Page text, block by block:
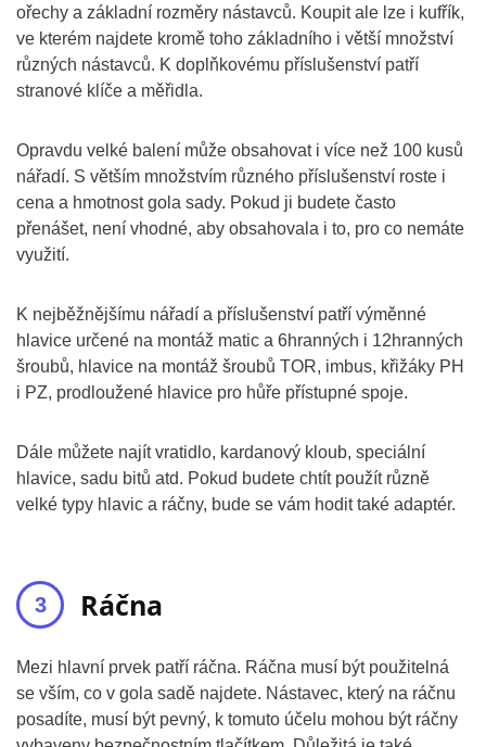
ořechy a základní rozměry nástavců. Koupit ale lze i kufřík,
ve kterém najdete kromě toho základního i větší množství
různých nástavců. K doplňkovému příslušenství patří
stranové klíče a měřidla.
Opravdu velké balení může obsahovat i více než 100 kusů
nářadí. S větším množstvím různého příslušenství roste i
cena a hmotnost gola sady. Pokud ji budete často
přenášet, není vhodné, aby obsahovala i to, pro co nemáte
využití.
K nejběžnějšímu nářadí a příslušenství patří výměnné
hlavice určené na montáž matic a 6hranných i 12hranných
šroubů, hlavice na montáž šroubů TOR, imbus, křižáky PH
i PZ, prodloužené hlavice pro hůře přístupné spoje.
Dále můžete najít vratidlo, kardanový kloub, speciální
hlavice, sadu bitů atd. Pokud budete chtít použít různě
velké typy hlavic a ráčny, bude se vám hodit také adaptér.
Ráčna
Mezi hlavní prvek patří ráčna. Ráčna musí být použitelná
se vším, co v gola sadě najdete. Nástavec, který na ráčnu
posadíte, musí být pevný, k tomuto účelu mohou být ráčny